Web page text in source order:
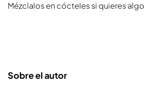
Mézclalos en cócteles si quieres
Sobre el autor